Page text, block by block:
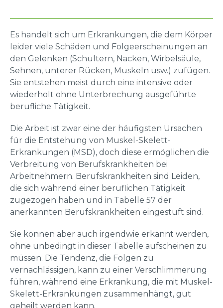
Es handelt sich um Erkrankungen, die dem Körper
leider viele Schäden und Folgeerscheinungen an
den Gelenken (Schultern, Nacken, Wirbelsäule,
Sehnen, unterer Rücken, Muskeln usw.) zufügen.
Sie entstehen meist durch eine intensive oder
wiederholt ohne Unterbrechung ausgeführte
berufliche Tätigkeit.
Die Arbeit ist zwar eine der häufigsten Ursachen
für die Entstehung von Muskel-Skelett-
Erkrankungen (MSD), doch diese ermöglichen die
Verbreitung von Berufskrankheiten bei
Arbeitnehmern. Berufskrankheiten sind Leiden,
die sich während einer beruflichen Tätigkeit
zugezogen haben und in Tabelle 57 der
anerkannten Berufskrankheiten eingestuft sind.
Sie können aber auch irgendwie erkannt werden,
ohne unbedingt in dieser Tabelle aufscheinen zu
müssen. Die Tendenz, die Folgen zu
vernachlässigen, kann zu einer Verschlimmerung
führen, während eine Erkrankung, die mit Muskel-
Skelett-Erkrankungen zusammenhängt, gut
geheilt werden kann.